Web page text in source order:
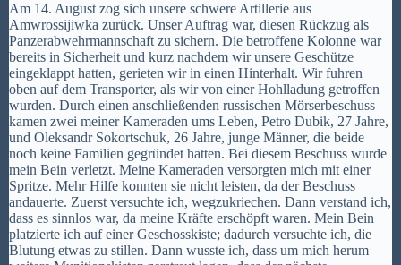
Am 14. August zog sich unsere schwere Artillerie aus
Amwrossijiwka zurück. Unser Auftrag war, diesen Rückzug als
Panzerabwehrmannschaft zu sichern. Die betroffene Kolonne war
bereits in Sicherheit und kurz nachdem wir unsere Geschütze
eingeklappt hatten, gerieten wir in einen Hinterhalt. Wir fuhren
oben auf dem Transporter, als wir von einer Hohlladung getroffen
wurden. Durch einen anschließenden russischen Mörserbeschuss
kamen zwei meiner Kameraden ums Leben, Petro Dubik, 27 Jahre,
und Oleksandr Sokortschuk, 26 Jahre, junge Männer, die beide
noch keine Familien gegründet hatten. Bei diesem Beschuss wurde
mein Bein verletzt. Meine Kameraden versorgten mich mit einer
Spritze. Mehr Hilfe konnten sie nicht leisten, da der Beschuss
andauerte. Zuerst versuchte ich, wegzukriechen. Dann verstand ich,
dass es sinnlos war, da meine Kräfte erschöpft waren. Mein Bein
platzierte ich auf einer Geschosskiste; dadurch versuchte ich, die
Blutung etwas zu stillen. Dann wusste ich, dass um mich herum